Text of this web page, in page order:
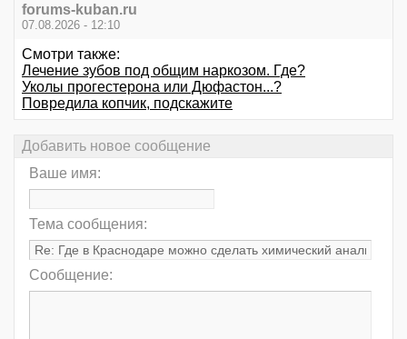
forums-kuban.ru
07.08.2026 - 12:10
Смотри также:
Лечение зубов под общим наркозом. Где?
Уколы прогестерона или Дюфастон...?
Повредила копчик, подскажите
Добавить новое сообщение
Ваше имя:
Тема сообщения:
Сообщение: